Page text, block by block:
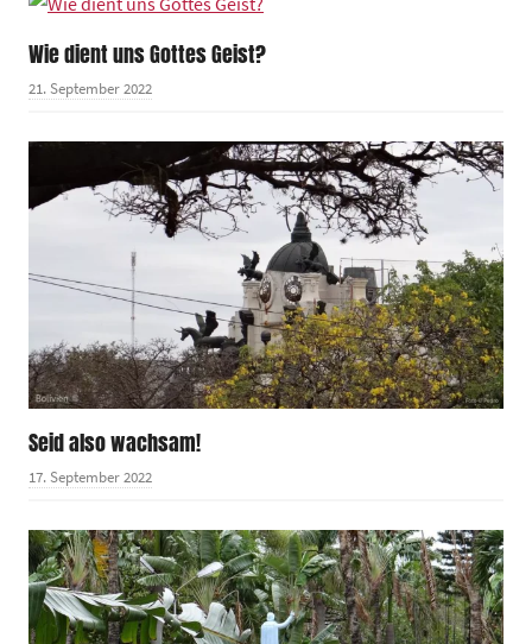
Wie dient uns Gottes Geist?
21. September 2022
Seid also wachsam!
17. September 2022